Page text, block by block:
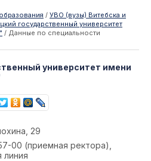
/ УВО (вузы) Витебска и
государственный университет
/ Данные по специальности
университет имени
29
00 (приемная ректора),
линия